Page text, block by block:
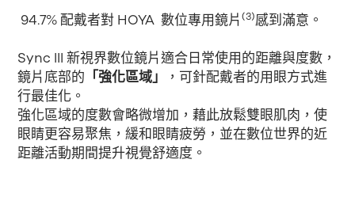
94.7% 配戴者對 HOYA 數位專用鏡片(3)感到滿意。
Sync III 新視界數位鏡片適合日常使用的距離與度數，
鏡片底部的 「強化區域」
，可針配戴者的用眼方式進
行最佳化。
強化區域的度數會略微增加，藉此放鬆雙眼肌肉，使
眼睛更容易聚焦，緩和眼睛疲勞，並在數位世界的近
距離活動期間提升視覺舒適度。